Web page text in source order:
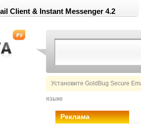
Client & Instant Messenger 4.2
Установите GoldBug Secure
языке
Реклама